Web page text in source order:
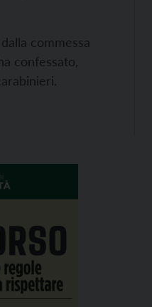
commessa
confessato,